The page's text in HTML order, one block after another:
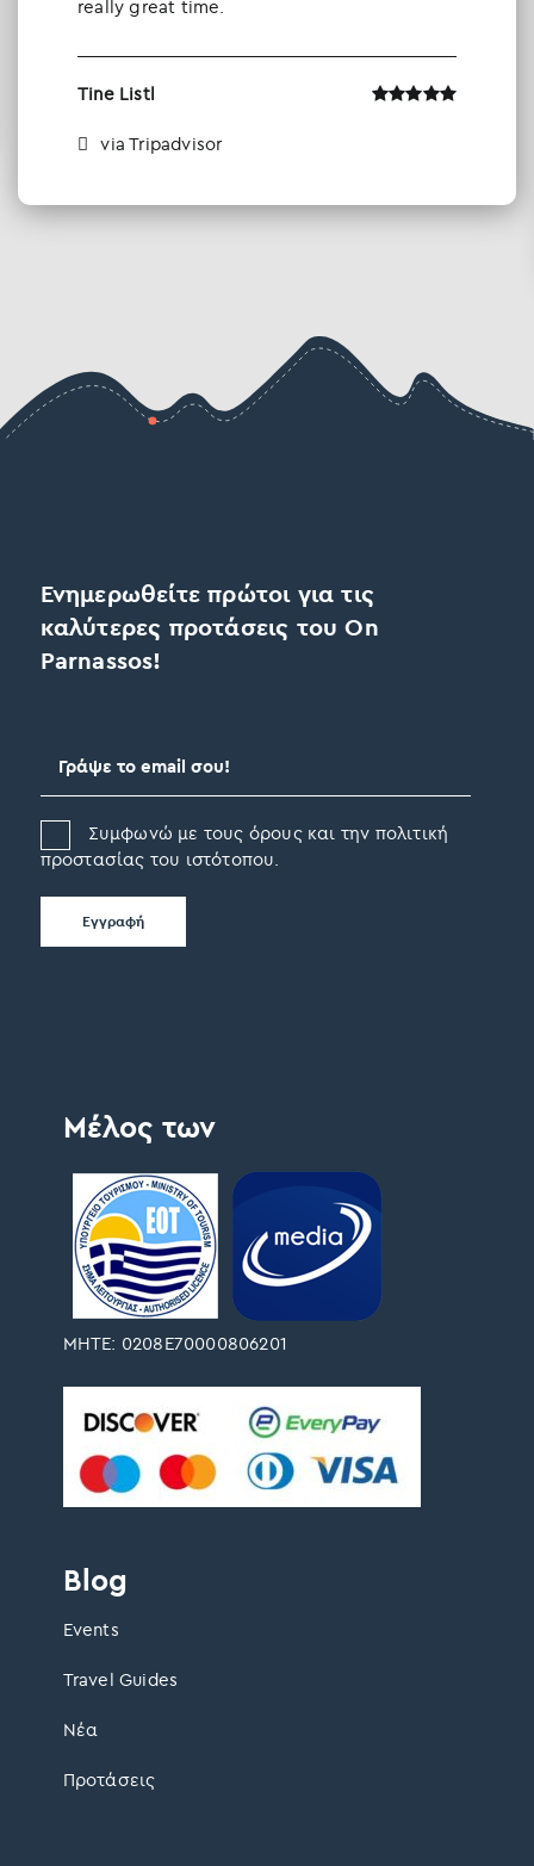
really great time.
Tine Listl
via Tripadvisor
Ενημερωθείτε πρώτοι για τις
καλύτερες προτάσεις του On
Parnassos!
Συμφωνώ με τους όρους και την πολιτική
προστασίας του ιστότοπου.
Μέλος των
ΜΗΤΕ: 0208Ε70000806201
Blog
Events
Travel Guides
Νέα
Προτάσεις